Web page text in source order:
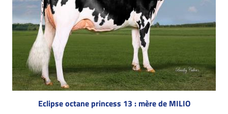
Eclipse octane princess 13 : mère de MILIO